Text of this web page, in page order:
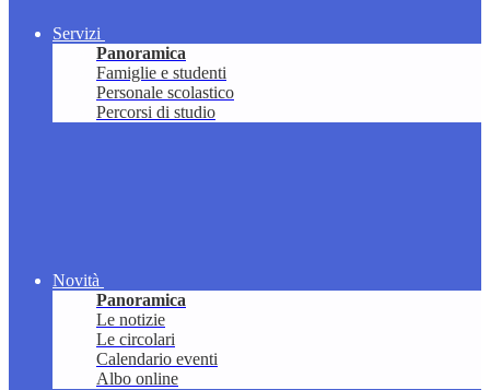
Servizi
Panoramica
Famiglie e studenti
Personale scolastico
Percorsi di studio
Novità
Panoramica
Le notizie
Le circolari
Calendario eventi
Albo online